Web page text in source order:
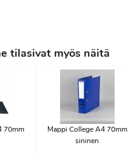
tilasivat myös näitä
70mm
Mappi College A4 70mm
sininen